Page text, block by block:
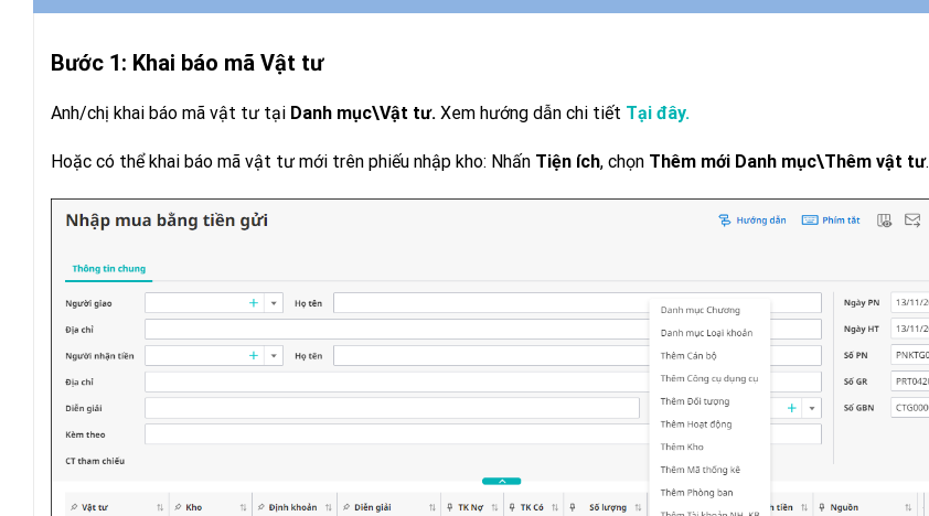
Bước 1: Khai báo mã Vật tư
Anh/chị khai báo mã vật tư tại Danh mục\Vật tư. Xem hướng dẫn chi tiết Tại đây.
Hoặc có thể khai báo mã vật tư mới trên phiếu nhập kho: Nhấn Tiện ích, chọn Thêm mới Danh mục\Thêm vật tư.